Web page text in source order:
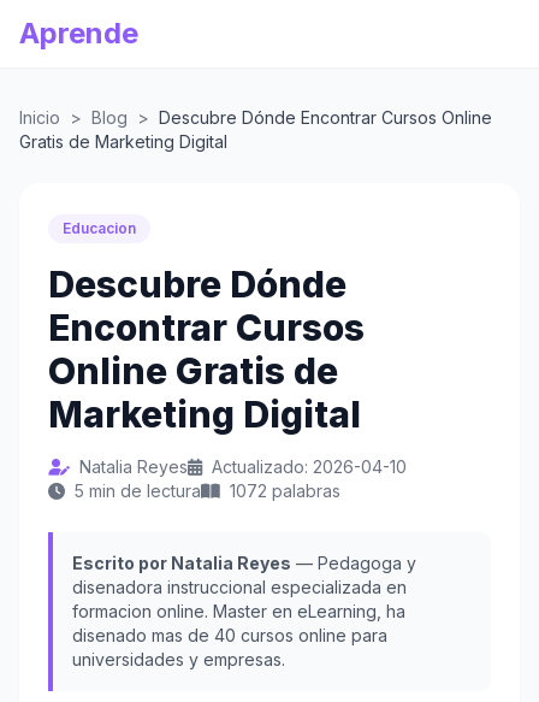
Aprende
Inicio > Blog > Descubre Dónde Encontrar Cursos Online
Gratis de Marketing Digital
Educacion
Descubre Dónde
Encontrar Cursos
Online Gratis de
Marketing Digital
Natalia Reyes
Actualizado: 2026-04-10
5 min de lectura
1072 palabras
Escrito por Natalia Reyes — Pedagoga y
disenadora instruccional especializada en
formacion online. Master en eLearning, ha
disenado mas de 40 cursos online para
universidades y empresas.